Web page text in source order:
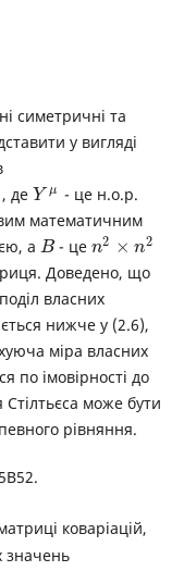
симетричнi та
у виглядi
, деY μ - це н.о.р.
математичним
а B- це n2 × n2
Доведено, що
власних
нижче у (2.6),
мiра власних
по iмовiрностi до
Стiлтьєса може бути
рiвняння.
коваріацій,
значень